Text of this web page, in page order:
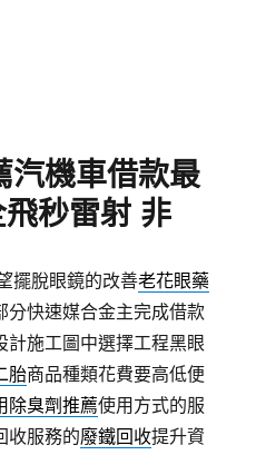
汽機車借款最
秒雷射 非
擺脫眼鏡的改善老花眼藥
分快速媒合金主完成借款
計施工圖中選擇工程黑眼
胎商品種類花費要高低便
除臭劑推薦使用方式的服
收服務的廢鐵回收提升資